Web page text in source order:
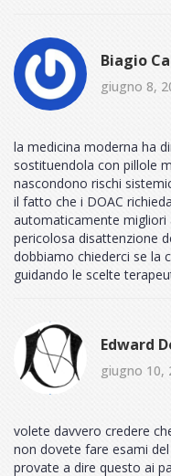
Biagio
giugno 8,
la medicina moderna ha
sostituendola con pillole
nascondono rischi
il fatto che i DOAC
automaticamente migliori
pericolosa disattenzione
dobbiamo chiederci se la
guidando le scelte
Edward
giugno 10,
volete davvero credere
non dovete fare esami del
provate a dire questo ai